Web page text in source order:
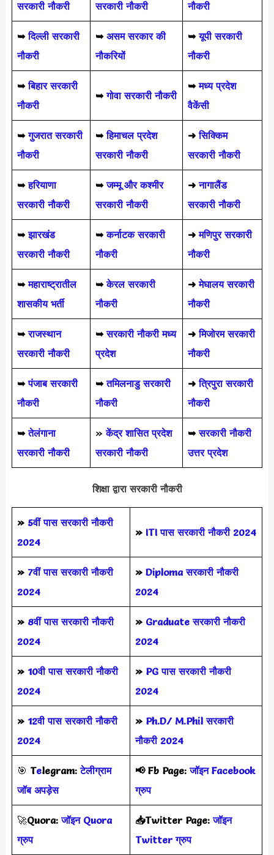
सरकारी नौकरी सरकारी नौकरी नौकरी
➥ दिल्ली सरकारी
नौकरी
➥ असम सरकार की
नौकरियों
➥ यूपी सरकारी
नौकरी
➥बिहार सरकारी
नौकरी
➥गोवा सरकारी नौकरी
➥ मध्य प्रदेश
वैकेंसी
➥ गुजरात सरकारी
नौकरी
➥हिमाचल प्रदेश
सरकारी नौकरी
➜ सिक्किम
सरकारी नौकरी
➥हरियाणा
सरकारी नौकरी
➥जम्मू और कश्मीर
सरकारी नौकरी
➜ नागालैंड
सरकारी नौकरी
➥ झारखंड
सरकारी नौकरी
➥ कर्नाटक सरकारी
नौकरी
➜ मणिपुर सरकारी
नौकरी
➥ महाराष्ट्रातील
शासकीय भर्ती
➥ केरल सरकारी
नौकरी
➜ मेघालय सरकारी
नौकरी
➥ राजस्थान
सरकारी नौकरी
➥सरकारी नौकरी मध्य
प्रदेश
➜मिजोरम सरकारी
नौकरी
➥ पंजाब सरकारी
नौकरी
➥ तमिलनाडु सरकारी
नौकरी
➜ त्रिपुरा सरकारी
नौकरी
➥तेलंगाना
सरकारी नौकरी
»केंद्र शासित प्रदेश
सरकारी नौकरी
➥ सरकारी नौकरी
उत्तर प्रदेश
शिक्षा द्वारा सरकारी नौकरी
» 5वीं पास सरकारी नौकरी
2024
» ITI पास सरकारी नौकरी 2024
» 7वीं पास सरकारी नौकरी
2024
» Diploma सरकारी नौकरी
2024
» 8वीं पास सरकारी नौकरी
2024
» Graduate सरकारी नौकरी
2024
» 10वी पास सरकारी नौकरी
2024
» PG पास सरकारी नौकरी
2024
» 12वी पास सरकारी नौकरी
2024
» Ph.D/ M.Phil सरकारी
नौकरी 2024
🎯 Telegram: टेलीग्राम
जॉब अपड़ेस
📢 Fb Page:जॉइन Facebook
ग्रुप
🚀Quora:जॉइन Quora
ग्रुप
📥Twitter Page:जॉइन
Twitter ग्रुप